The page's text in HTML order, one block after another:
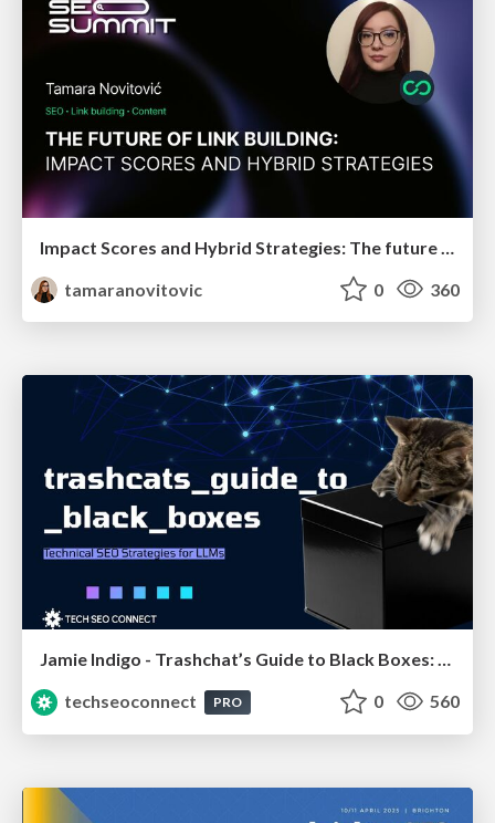
tamaranovitovic
0 360
Jamie Indigo - Trashchat’s Guide to Black Boxes: Technical SEO Tactics for LLMs
techseoconnect
PRO 0 560